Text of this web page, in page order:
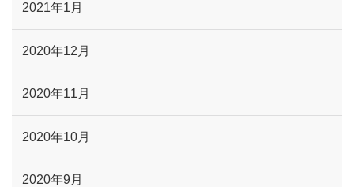
2021年1月
2020年12月
2020年11月
2020年10月
2020年9月